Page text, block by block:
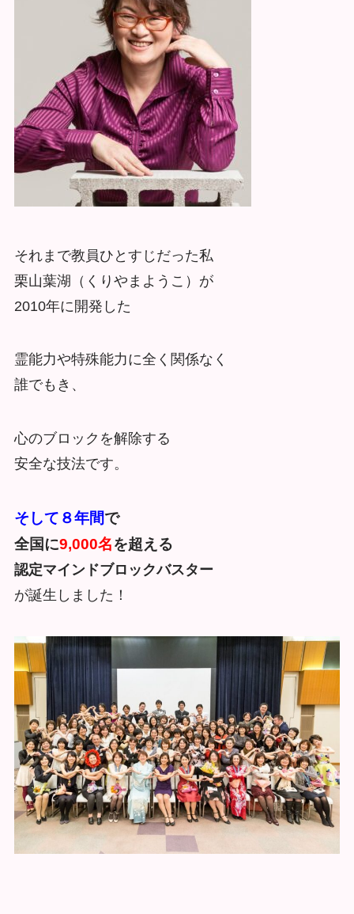
それまで教員ひとすじだった私
栗山葉湖（くりやまようこ）が
2010年に開発した
霊能力や特殊能力に全く関係なく
誰でもき、
心のブロックを解除する
安全な技法です。
そして８年間で
全国に9,000名を超える
認定マインドブロックバスター
が誕生しました！